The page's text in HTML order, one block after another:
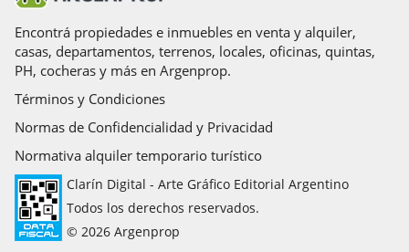
Encontrá propiedades e inmuebles en venta y alquiler,
casas, departamentos, terrenos, locales, oficinas, quintas,
PH, cocheras y más en Argenprop.
Términos y Condiciones
Normas de Confidencialidad y Privacidad
Normativa alquiler temporario turístico
Clarín Digital - Arte Gráfico Editorial Argentino
Todos los derechos reservados.
© 2026 Argenprop